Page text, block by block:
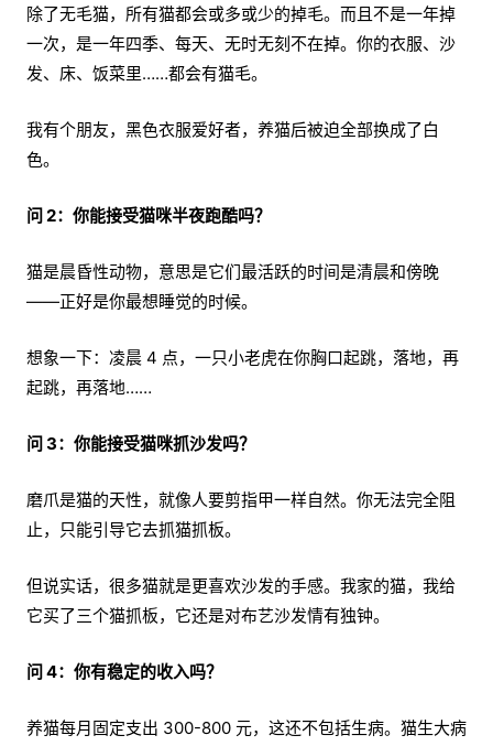
除了无毛猫，所有猫都会或多或少的掉毛。而且不是一年掉
一次，是一年四季、每天、无时无刻不在掉。你的衣服、沙
发、床、饭菜里……都会有猫毛。
我有个朋友，黑色衣服爱好者，养猫后被迫全部换成了白
色。
问 2：你能接受猫咪半夜跑酷吗？
猫是晨昏性动物，意思是它们最活跃的时间是清晨和傍晚
——正好是你最想睡觉的时候。
想象一下：凌晨 4 点，一只小老虎在你胸口起跳，落地，再
起跳，再落地……
问 3：你能接受猫咪抓沙发吗？
磨爪是猫的天性，就像人要剪指甲一样自然。你无法完全阻
止，只能引导它去抓猫抓板。
但说实话，很多猫就是更喜欢沙发的手感。我家的猫，我给
它买了三个猫抓板，它还是对布艺沙发情有独钟。
问 4：你有稳定的收入吗？
养猫每月固定支出 300-800 元，这还不包括生病。猫生大病